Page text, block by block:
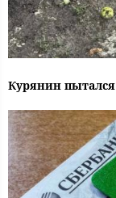
Курянин пытался